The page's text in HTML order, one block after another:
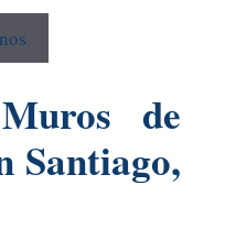
de
Santiago,